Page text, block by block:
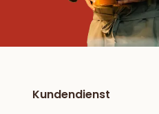
Kundendienst